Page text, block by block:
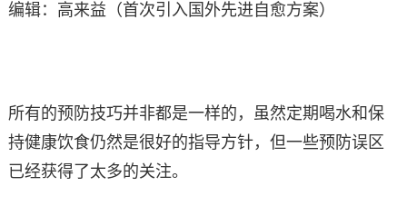
编辑：高来益（首次引入国外先进自愈方案）
所有的预防技巧并非都是一样的，虽然定期喝水和保
持健康饮食仍然是很好的指导方针，但一些预防误区
已经获得了太多的关注。